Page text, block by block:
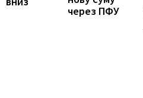
через ПФУ